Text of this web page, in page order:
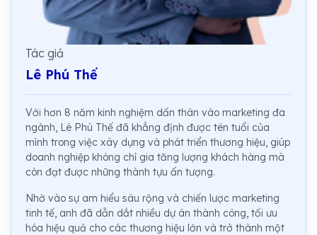
Tác giả
Lê Phú Thế
Với hơn 8 năm kinh nghiệm dấn thân vào marketing đa
ngành, Lê Phú Thế đã khẳng định được tên tuổi của
mình trong việc xây dựng và phát triển thương hiệu, giúp
doanh nghiệp không chỉ gia tăng lượng khách hàng mà
còn đạt được những thành tựu ấn tượng.
Nhờ vào sự am hiểu sâu rộng và chiến lược marketing
tinh tế, anh đã dẫn dắt nhiều dự án thành công, tối ưu
hóa hiệu quả cho các thương hiệu lớn và trở thành một